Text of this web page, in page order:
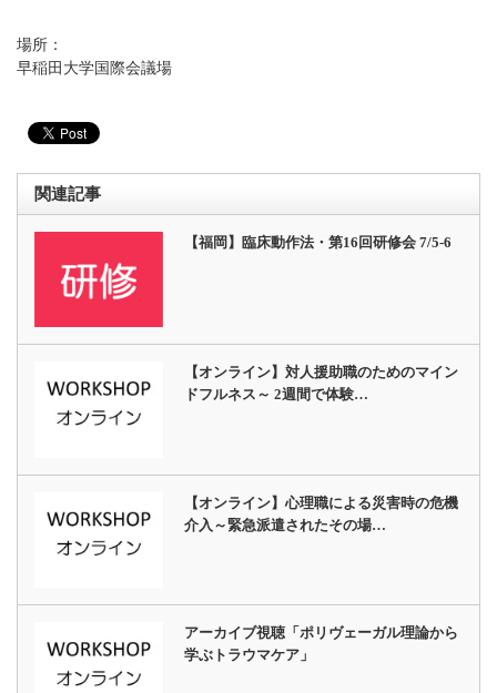
場所：
早稲田大学国際会議場
関連記事
【福岡】臨床動作法・第16回研修会 7/5-6
【オンライン】対人援助職のためのマイン
ドフルネス～ 2週間で体験…
【オンライン】心理職による災害時の危機
介入～緊急派遣されたその場…
アーカイブ視聴「ポリヴェーガル理論から
学ぶトラウマケア」